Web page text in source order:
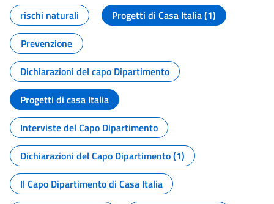
rischi naturali
Progetti di Casa Italia (1)
Prevenzione
Dichiarazioni del capo Dipartimento
Progetti di casa Italia
Interviste del Capo Dipartimento
Dichiarazioni del Capo Dipartimento (1)
Il Capo Dipartimento di Casa Italia